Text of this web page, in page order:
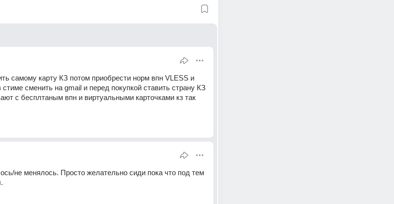
самому карту КЗ потом приобрести норм впн VLESS и
стиме сменить на gmail и перед покупкой ставить страну КЗ
с бесплтаным впн и виртуальными карточками кз так
не менялось. Просто желательно сиди пока что под тем